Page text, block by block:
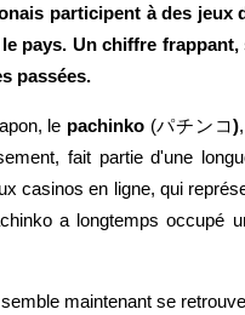
participent à des jeux
pays. Un chiffre
passées.
le pachinko (パチンコ)
fait partie d'une
casinos en ligne, qui
a longtemps occupé
maintenant se